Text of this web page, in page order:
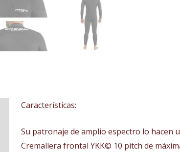
Características:
Su patronaje de amplio espectro lo hacen
Cremallera frontal YKK© 10 pitch de